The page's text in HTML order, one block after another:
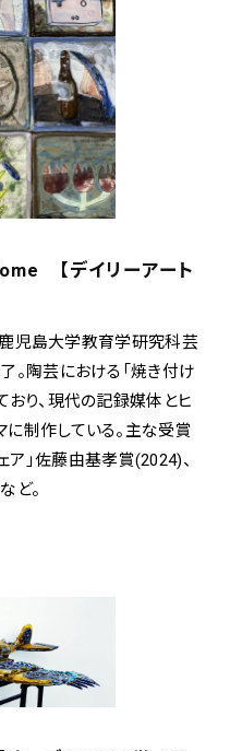
【デイリーアート
児島大学教育学研究科芸
。陶芸における「焼き付け
おり、現代の記録媒体とヒ
制作している。主な受賞
ア」佐藤由基孝賞(2024)、
ど。